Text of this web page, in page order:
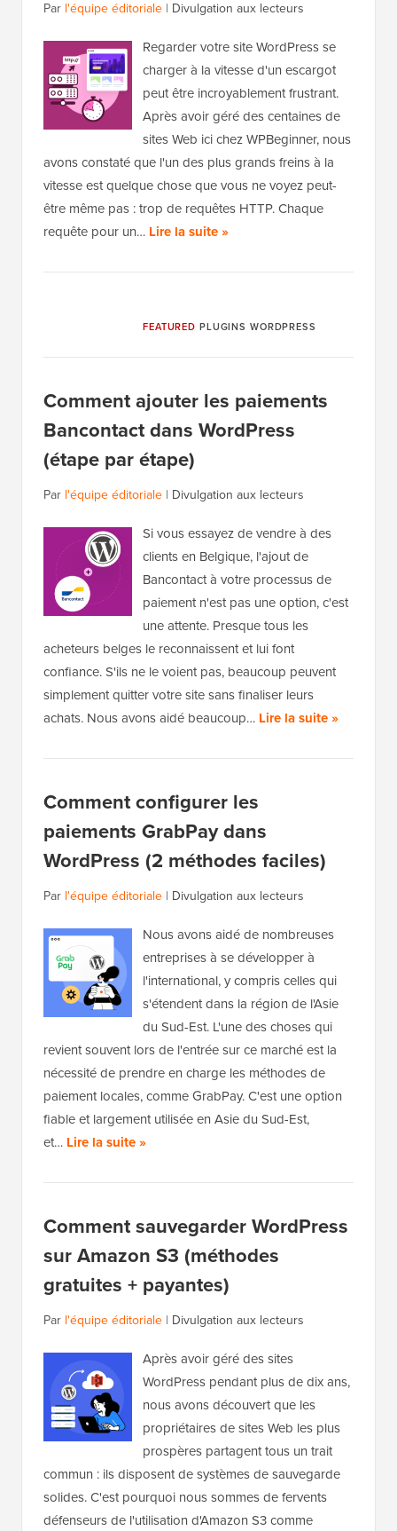
Par l'équipe éditoriale | Divulgation aux lecteurs
Regarder votre site WordPress se
charger à la vitesse d'un escargot
peut être incroyablement frustrant.
Après avoir géré des centaines de
sites Web ici chez WPBeginner, nous
avons constaté que l'un des plus grands freins à la
vitesse est quelque chose que vous ne voyez peut-
être même pas : trop de requêtes HTTP. Chaque
requête pour un… Lire la suite »
FEATURED PLUGINS WORDPRESS
Comment ajouter les paiements
Bancontact dans WordPress
(étape par étape)
Par l'équipe éditoriale | Divulgation aux lecteurs
Si vous essayez de vendre à des
clients en Belgique, l'ajout de
Bancontact à votre processus de
paiement n'est pas une option, c'est
une attente. Presque tous les
acheteurs belges le reconnaissent et lui font
confiance. S'ils ne le voient pas, beaucoup peuvent
simplement quitter votre site sans finaliser leurs
achats. Nous avons aidé beaucoup… Lire la suite »
Comment configurer les
paiements GrabPay dans
WordPress (2 méthodes faciles)
Par l'équipe éditoriale | Divulgation aux lecteurs
Nous avons aidé de nombreuses
entreprises à se développer à
l'international, y compris celles qui
s'étendent dans la région de l'Asie
du Sud-Est. L'une des choses qui
revient souvent lors de l'entrée sur ce marché est la
nécessité de prendre en charge les méthodes de
paiement locales, comme GrabPay. C'est une option
fiable et largement utilisée en Asie du Sud-Est,
et… Lire la suite »
Comment sauvegarder WordPress
sur Amazon S3 (méthodes
gratuites + payantes)
Par l'équipe éditoriale | Divulgation aux lecteurs
Après avoir géré des sites
WordPress pendant plus de dix ans,
nous avons découvert que les
propriétaires de sites Web les plus
prospères partagent tous un trait
commun : ils disposent de systèmes de sauvegarde
solides. C'est pourquoi nous sommes de fervents
défenseurs de l'utilisation d'Amazon S3 comme